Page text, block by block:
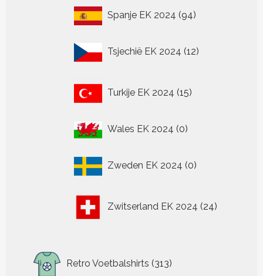
Spanje EK 2024 9494
Tsjechië EK 2024 12
producten
Turkije EK 2024 15
producten
Wales EK 2024 00
Zweden EK 2024 0
producten
Zwitserland EK 2024 24
producten
Retro Voetbalshirts 313
producten